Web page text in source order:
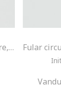
Fular tricotat striat cu ciucure, Crem